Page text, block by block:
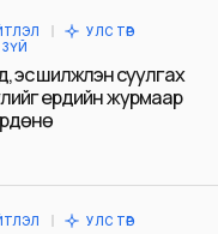
УЛС ТӨР
ЗҮЙ
эс шилжүүлэн суулгах
ердийн журмаар
УЛС ТӨР